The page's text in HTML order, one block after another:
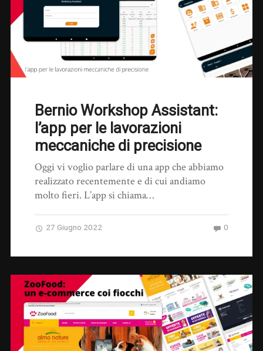
Bernio Workshop Assistant:
l’app per le lavorazioni
meccaniche di precisione
Oggi vi voglio parlare di una app che abbiamo
realizzato recentemente e di cui andiamo
molto fieri. L’app si chiama…
27 Giugno 2022 0